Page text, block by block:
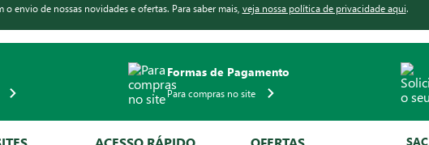
envio de nossas novidades e ofertas. Para saber mais, veja nossa política de privacidade aqui.
Formas de Pagamento
Para compras no site
SAC